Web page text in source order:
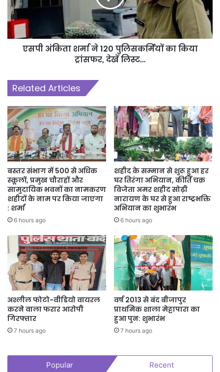
एसपी अंकिता शर्मा ने 120 पुलिसकर्मियों का किया
ट्रांसफर, देखें लिस्ट…
Related Articles
बस्तर संभाग में 500 से अधिक
स्कूलों, प्रमुख चौराहों और
सामुदायिक भवनों का नामकरण
शहीदों के नाम पर किया जाएगा
: शर्मा
6 hours ago
शहीद के सम्मान से शुरू हुआ हर
घर तिरंगा अभियान, कीर्ति चक्र
विजेता अमर शहीद सोढ़ी
नारायण के घर से हुआ राष्ट्रभक्ति
अभियान का शुभारंभ
6 hours ago
अश्लील फोटो-वीडियो वायरल
करने वाला फरार आरोपी
गिरफ्तार
7 hours ago
वर्ष 2013 से बंद बीजापुर
प्राथमिक शाला मेट्टापारा का
हुआ पुन: शुभारंभ
7 hours ago
Popular Recent